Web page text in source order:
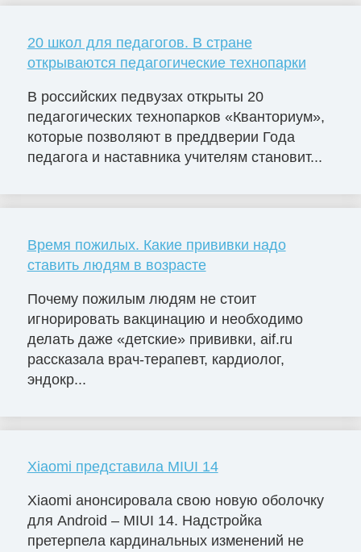
20 школ для педагогов. В стране
открываются педагогические технопарки
В российских педвузах открыты 20
педагогических технопарков «Кванториум»,
которые позволяют в преддверии Года
педагога и наставника учителям становит...
Время пожилых. Какие прививки надо
ставить людям в возрасте
Почему пожилым людям не стоит
игнорировать вакцинацию и необходимо
делать даже «детские» прививки, aif.ru
рассказала врач-терапевт, кардиолог,
эндокр...
Xiaomi представила MIUI 14
Xiaomi анонсировала свою новую оболочку
для Android – MIUI 14. Надстройка
претерпела кардинальных изменений не